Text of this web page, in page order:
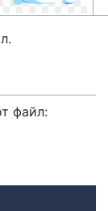
файл: